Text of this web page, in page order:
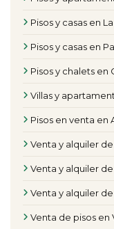
Pisos y casas en
Pisos y casas en
Pisos y chalets en
Villas y
Pisos en venta en
Venta y alquiler
Venta y alquiler
Venta y alquiler
Venta de pisos en